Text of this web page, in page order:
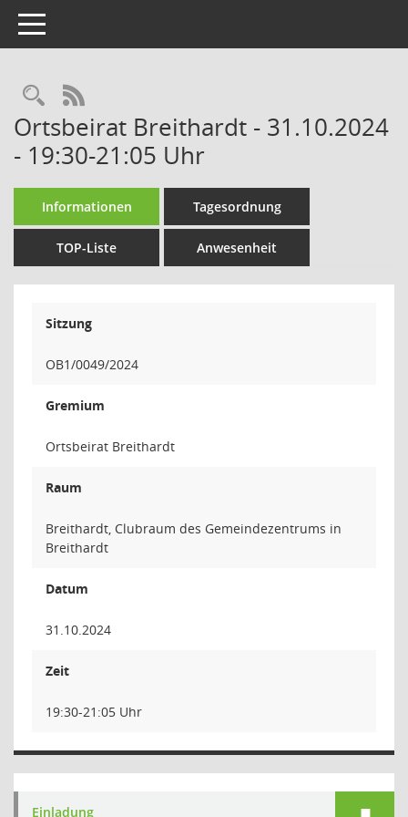
Toggle navigation
Rechercheauswahl
RSS-Feed
Ortsbeirat Breithardt - 31.10.2024
- 19:30-21:05 Uhr
Informationen Tagesordnung
TOP-Liste Anwesenheit
Sitzung
OB1/0049/2024
Gremium
Ortsbeirat Breithardt
Raum
Breithardt, Clubraum des Gemeindezentrums in
Breithardt
Datum
31.10.2024
Zeit
19:30-21:05 Uhr
Einladung